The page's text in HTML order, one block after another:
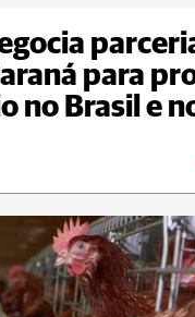
para
no Brasil e